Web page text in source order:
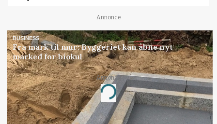
Annonce
BUSINESS
Fra mark til mur: Byggeriet kan åbne nyt
marked for biokul
Annonce
Loading...